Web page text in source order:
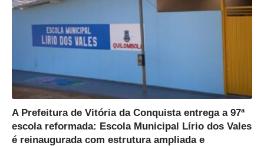
A Prefeitura de Vitória da Conquista entrega a 97ª
escola reformada: Escola Municipal Lírio dos Vales
é reinaugurada com estrutura ampliada e